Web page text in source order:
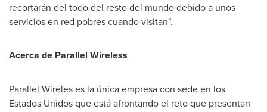
recortarán del todo del resto del mundo debido a unos
servicios en red pobres cuando visitan".
Acerca de Parallel Wireless
Parallel Wireles es la única empresa con sede en los
Estados Unidos que está afrontando el reto que presentan